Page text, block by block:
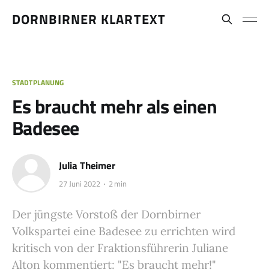
DORNBIRNER KLARTEXT
STADTPLANUNG
Es braucht mehr als einen
Badesee
Julia Theimer
27 Juni 2022 2 min
Der jüngste Vorstoß der Dornbirner
Volkspartei eine Badesee zu errichten wird
kritisch von der Fraktionsführerin Juliane
Alton kommentiert: "Es braucht mehr!"